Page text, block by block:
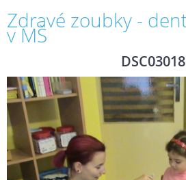
Zdravé zoubky -
v MŠ
DSC03018